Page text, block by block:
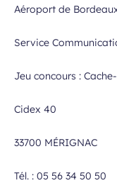
Aéroport de
Service
Jeu concours :
Cidex 40
33700 MÉRIGNAC
Tél. : 05 56 34 50 50